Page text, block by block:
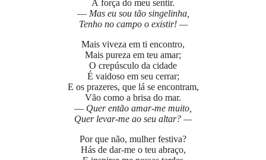
À força do meu sentir.
— Mas eu sou tão singelinha,
Tenho no campo o existir! —
Mais viveza em ti encontro,
Mais pureza em teu amar;
O crepúsculo da cidade
É vaidoso em seu cerrar;
E os prazeres, que lá se encontram,
Vão como a brisa do mar.
— Quer então amar-me muito,
Quer levar-me ao seu altar? —
Por que não, mulher festiva?
Hás de dar-me o teu abraço,